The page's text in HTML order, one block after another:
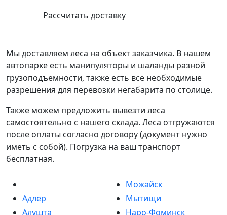
Рассчитать доставку
Мы доставляем леса на объект заказчика. В нашем
автопарке есть манипуляторы и шаланды разной
грузоподъемности, также есть все необходимые
разрешения для перевозки негабарита по столице.
Также можем предложить вывезти леса
самостоятельно с нашего склада. Леса отгружаются
после оплаты согласно договору (документ нужно
иметь с собой). Погрузка на ваш транспорт
бесплатная.
Адлер
Алушта
Можайск
Мытищи
Наро-Фоминск